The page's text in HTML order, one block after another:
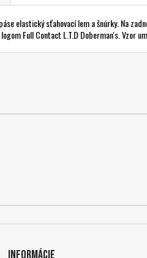
elastický sťahovací lem a šnúrky. Na
Full Contact L.T.D Doberman's. Vzor
Informácie